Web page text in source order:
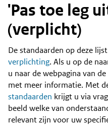
'Pas toe leg
(verplicht)
Content
De standaarden op deze
verplichting. Als u op de
u naar de webpagina van
met meer informatie. Met
standaarden krijgt u via
beeld welke van
relevant zijn voor uw